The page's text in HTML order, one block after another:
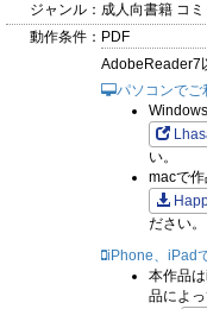
＜収録作品＞
「元ヤン君は年下優等
紙単行本未収録番外編
ジャンル： 成人向書籍 コミ
動作条件： PDF
AdobeReader7
パソコンでご
い。
macで作
ださい。
iPhone、iPad
本作品
品によ